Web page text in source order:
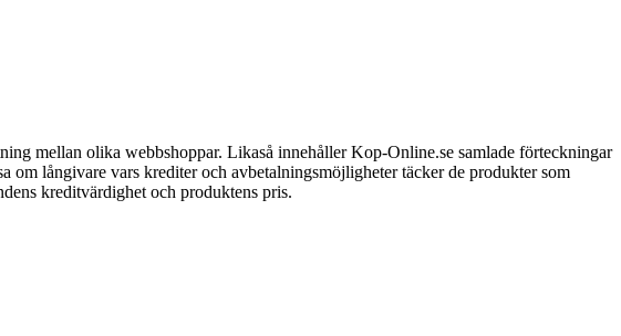
mellan olika webbshoppar. Likaså innehåller Kop-Online.se samlade förteckningar
långivare vars krediter och avbetalningsmöjligheter täcker de produkter som
kreditvärdighet och produktens pris.